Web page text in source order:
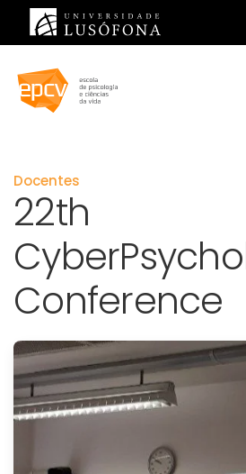
Saltar para o conteúdo
Docentes
22th
Conference